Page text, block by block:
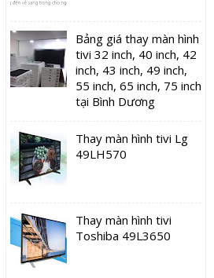
Bảng giá thay màn hình
tivi 32 inch, 40 inch, 42
inch, 43 inch, 49 inch,
55 inch, 65 inch, 75 inch
tại Bình Dương
Thay màn hình tivi Lg
49LH570
Thay màn hình tivi
Toshiba 49L3650